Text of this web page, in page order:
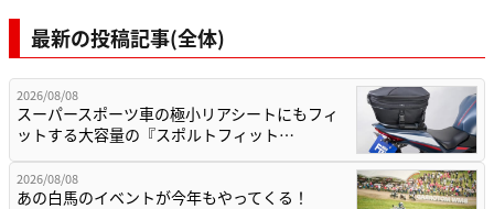
最新の投稿記事(全体)
2026/08/08
スーパースポーツ車の極小リアシートにもフィ
ットする大容量の『スポルトフィット…
2026/08/08
あの白馬のイベントが今年もやってくる！